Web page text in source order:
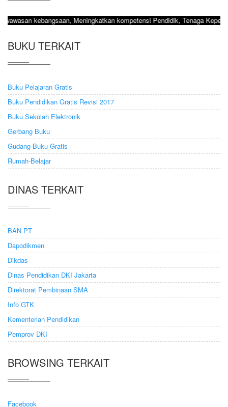
Meningkatkan kompetensi Pendidik, Tenaga
BUKU TERKAIT
Buku Pelajaran Gratis
Buku Pendidikan Gratis Revisi 2017
Buku Sekolah Elektronik
Gerbang Buku
Gudang Buku Gratis
Rumah-Belajar
DINAS TERKAIT
BAN PT
Dapodikmen
Dikdas
Dinas Pendidikan DKI Jakarta
Direktorat Pembinaan SMA
Info GTK
Kementerian Pendidikan
Pemprov DKI
BROWSING TERKAIT
Facebook